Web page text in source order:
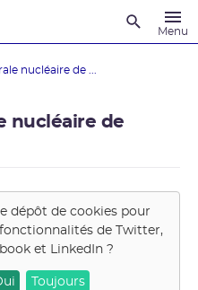
Menu
nucléaire de ...
nucléaire de
dépôt de cookies pour
de Twitter,
et LinkedIn ?
Toujours